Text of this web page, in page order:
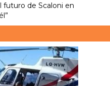
futuro de Scaloni en